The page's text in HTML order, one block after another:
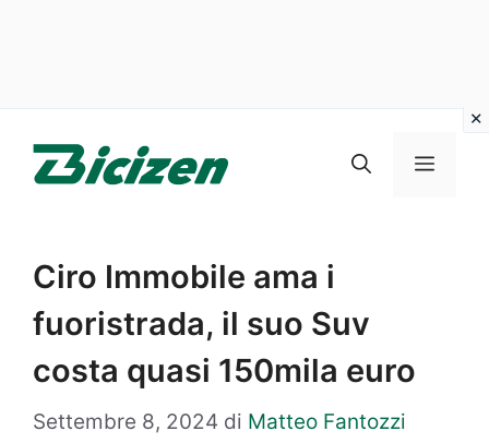
Menu
Ciro Immobile ama i
fuoristrada, il suo Suv
costa quasi 150mila euro
Settembre 8, 2024 di Matteo Fantozzi